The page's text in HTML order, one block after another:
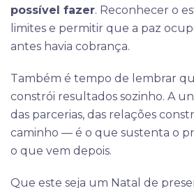
possível fazer. Reconhecer o
limites e permitir que a paz
antes havia cobrança.
Também é tempo de lembrar
constrói resultados sozinho. A
das parcerias, das relações
caminho — é o que sustenta o
o que vem depois.
Que este seja um Natal de